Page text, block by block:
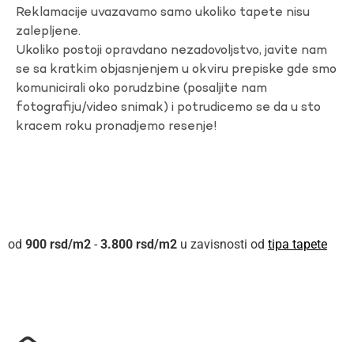
Reklamacije uvazavamo samo ukoliko tapete nisu
zalepljene.
Ukoliko postoji opravdano nezadovoljstvo, javite nam
se sa kratkim objasnjenjem u okviru prepiske gde smo
komunicirali oko porudzbine (posaljite nam
fotografiju/video snimak) i potrudicemo se da u sto
kracem roku pronadjemo resenje!
900 rsd - 3.800 rsd u zavisnosti od tipa tapete